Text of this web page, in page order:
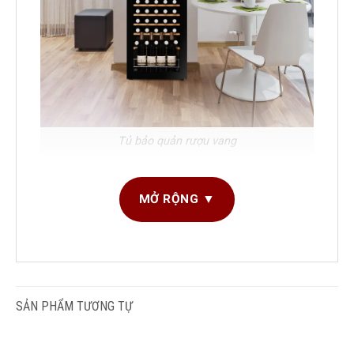
Tủ bảo quản rượu vang
Thông tin Tủ bảo quản rượu vang Dunavox 54
Dung tích:150 L
MỞ RỘNG ▼
SẢN PHẨM TƯƠNG TỰ